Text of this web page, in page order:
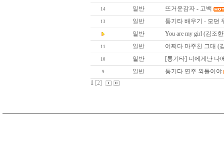
14 일반 뜨거운감자 - 고백
13 일반
통기타 배우기 - 모던
일반
You are my girl (김조
11 일반 어쩌다 마주친 그대 (
10 일반 [통기타] 너에게난 나
9 일반
통기타 연주 외톨이야
1 [2]